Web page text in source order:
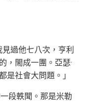
過他七八次，亨利
，閙成一團。亞瑟·
是社會大問題。」
段軼聞。那是米勒